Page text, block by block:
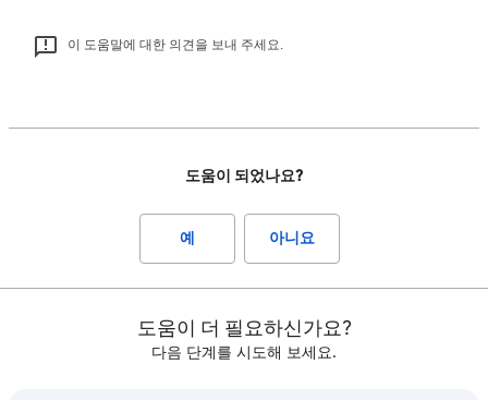
이 도움말에 대한 의견을 보내 주세요.
도움이 되었나요?
예 아니요
도움이 더 필요하신가요?
다음 단계를 시도해 보세요.